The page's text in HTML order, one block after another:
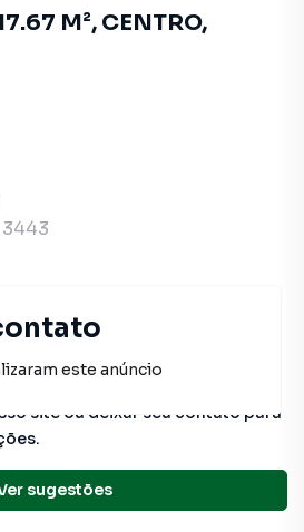
novas
disponível, mas você pode
site ou deixar seu contato para
sugestões
imóvel
M², CENTRO,
3443
este anúncio